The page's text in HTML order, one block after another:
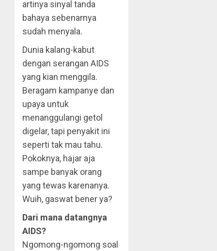
artinya sinyal tanda
bahaya sebenarnya
sudah menyala.
Dunia kalang-kabut
dengan serangan AIDS
yang kian menggila.
Beragam kampanye dan
upaya untuk
menanggulangi getol
digelar, tapi penyakit ini
seperti tak mau tahu.
Pokoknya, hajar aja
sampe banyak orang
yang tewas karenanya.
Wuih, gaswat bener ya?
Dari mana datangnya
AIDS?
Ngomong-ngomong soal